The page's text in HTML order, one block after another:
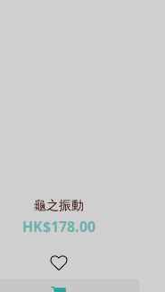
龜之振動
HK$178.00